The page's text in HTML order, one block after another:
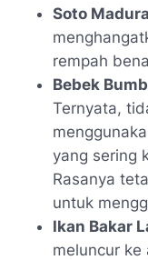
Soto
rempah
Bebek
Ternyata,
yang sering
Rasanya
untuk
Ikan Bakar
meluncur